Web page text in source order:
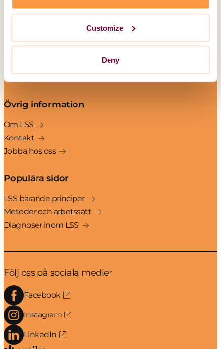
Customize
Deny
Daglig verksamhet
Boende för barn och ungdom
Unika Assistans
Övrig information
Om LSS
Kontakt
Jobba hos oss
Populära sidor
LSS bärande principer
Metoder och arbetssätt
Diagnoser inom LSS
Följ oss på sociala medier
Facebook
Instagram
LinkedIn